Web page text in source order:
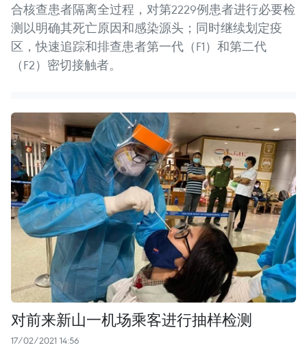
合核查患者隔离全过程，对第2229例患者进行必要检
测以明确其死亡原因和感染源头；同时继续划定疫
区，快速追踪和排查患者第一代（F1）和第二代
（F2）密切接触者。
对前来新山一机场乘客进行抽样检测
17/02/2021 14:56